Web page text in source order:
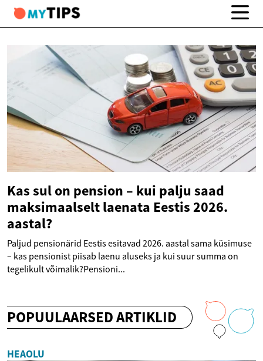
Kas sul on pension – kui palju saad
maksimaalselt laenata Eestis 2026.
aastal?
Paljud pensionärid Eestis esitavad 2026. aastal sama küsimuse
– kas pensionist piisab laenu aluseks ja kui suur summa on
tegelikult võimalik?Pensioni...
POPUULAARSED ARTIKLID
HEAOLU